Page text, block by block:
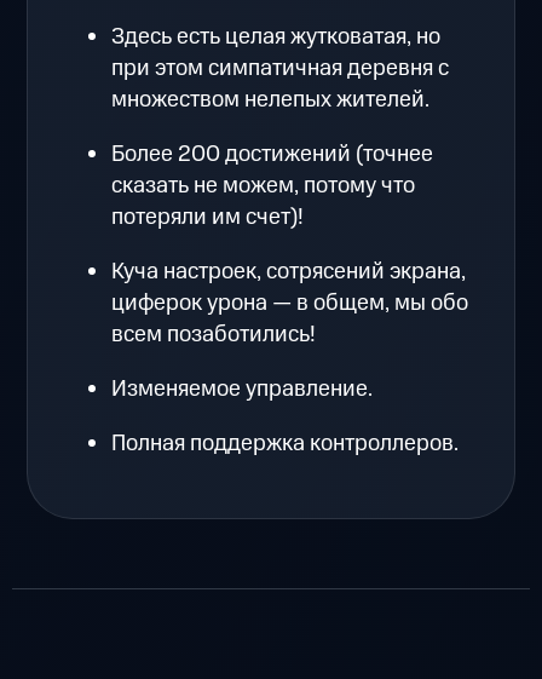
Здесь есть целая жутковатая, но
при этом симпатичная деревня с
множеством нелепых жителей.
Более 200 достижений (точнее
сказать не можем, потому что
потеряли им счет)!
Куча настроек, сотрясений экрана,
циферок урона — в общем, мы обо
всем позаботились!
Изменяемое управление.
Полная поддержка контроллеров.